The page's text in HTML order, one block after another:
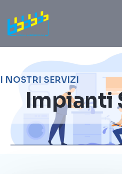
I NOSTRI SERVIZI
Impianti